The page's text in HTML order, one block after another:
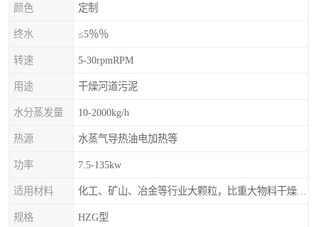
颜色 定制
终水 ≤5％％
转速 5-30rpmRPM
用途 干燥河道污泥
水分蒸发量 10-2000kg/h
热源 水蒸气导热油电加热等
功率 7.5-135kw
适用材料
规格 HZG型